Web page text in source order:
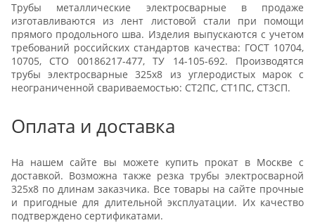
Трубы металлические электросварные в продаже
изготавливаются из лент листовой стали при помощи
прямого продольного шва. Изделия выпускаются с учетом
требований российских стандартов качества: ГОСТ 10704,
10705, СТО 00186217-477, ТУ 14-105-692. Производятся
трубы электросварные 325х8 из углеродистых марок с
неограниченной свариваемостью: СТ2ПС, СТ1ПС, СТ3СП.
Оплата и доставка
На нашем сайте вы можете купить прокат в Москве с
доставкой. Возможна также резка трубы электросварной
325х8 по длинам заказчика. Все товары на сайте прочные
и пригодные для длительной эксплуатации. Их качество
подтверждено сертификатами.